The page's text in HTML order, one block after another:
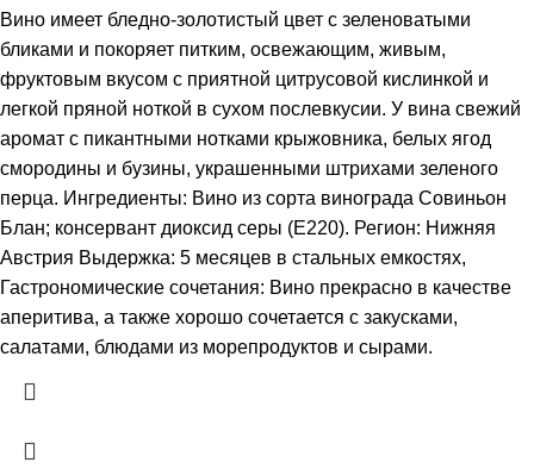
Вино имеет бледно-золотистый цвет с зеленоватыми
бликами и покоряет питким, освежающим, живым,
фруктовым вкусом с приятной цитрусовой кислинкой и
легкой пряной ноткой в сухом послевкусии. У вина свежий
аромат с пикантными нотками крыжовника, белых ягод
смородины и бузины, украшенными штрихами зеленого
перца. Ингредиенты: Вино из сорта винограда Совиньон
Блан; консервант диоксид серы (Е220). Регион: Нижняя
Австрия Выдержка: 5 месяцев в стальных емкостях,
Гастрономические сочетания: Вино прекрасно в качестве
аперитива, а также хорошо сочетается с закусками,
салатами, блюдами из морепродуктов и сырами.